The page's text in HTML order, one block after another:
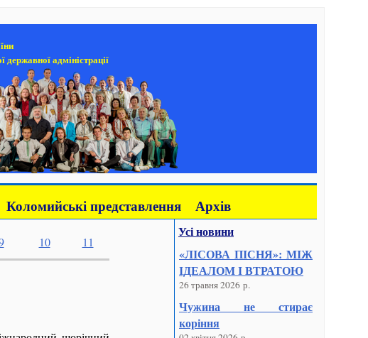
адміністрації
Коломийські представлення Архів
Усі новини
«ЛІСОВА ПІСНЯ»: МІЖ
ІДЕАЛОМ І ВТРАТОЮ
26 травня 2026 р.
Чужина не стирає
коріння
10 11